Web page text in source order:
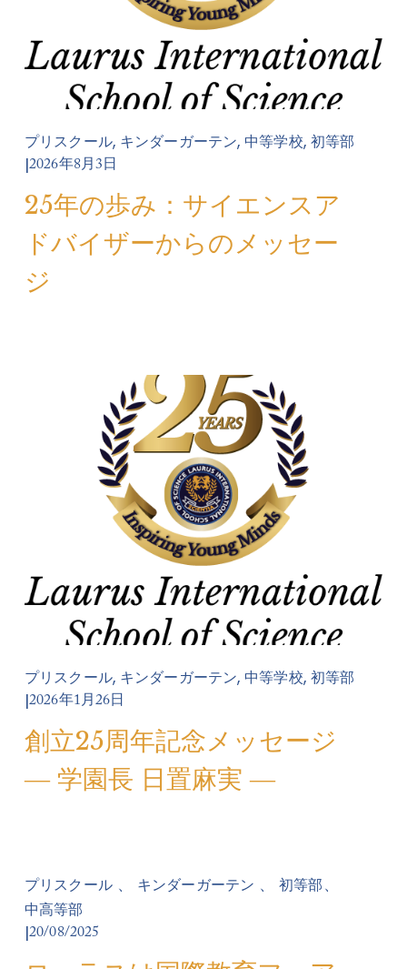
プリスクール, キンダーガーテン, 中等学校, 初等部
2026年8月3日
25年の歩み：サイエンスア
ドバイザーからのメッセー
ジ
プリスクール, キンダーガーテン, 中等学校, 初等部
2026年1月26日
創立25周年記念メッセージ
― 学園長 日置麻実 ―
プリスクール、 キンダーガーテン 、 初等部、
中高等部
20/08/2025